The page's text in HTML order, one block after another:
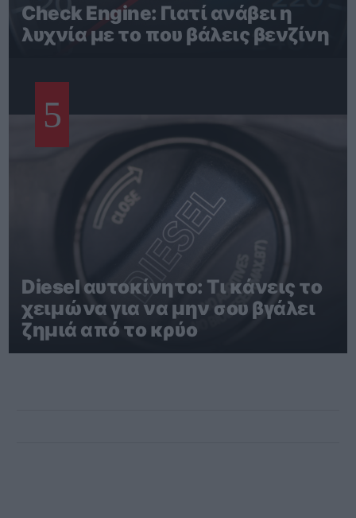
Check Engine: Γιατί ανάβει η
λυχνία με το που βάλεις βενζίνη
5
Diesel αυτοκίνητο: Τι κάνεις το
χειμώνα για να μην σου βγάλει
ζημιά από το κρύο